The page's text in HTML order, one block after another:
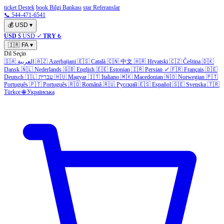
ticket Destek book Bilgi Bankası star Referanslar
📞 544-471-6541
💰 USD ▾
USD $ USD ✓ TRY ₺
🇮🇷 FA ▾
Dil Seçin
🇸🇦 العربية 🇦🇿 Azerbaijani 🇪🇸 Català 🇨🇳 中文 🇭🇷 Hrvatski 🇨🇿 Čeština 🇩🇰
Dansk 🇳🇱 Nederlands 🇬🇧 English 🇪🇪 Estonian 🇮🇷 Persian ✓ 🇫🇷 Français 🇩🇪
Deutsch 🇮🇱 עברית 🇭🇺 Magyar 🇮🇹 Italiano 🇲🇰 Macedonian 🇳🇴 Norwegian 🇵🇹
Português 🇵🇹 Português 🇷🇴 Română 🇷🇺 Русский 🇪🇸 Español 🇸🇪 Svenska 🇹🇷
Türkçe 🌐 Українська